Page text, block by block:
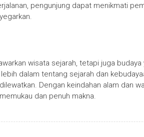
pengunjung dapat menikmati
wisata sejarah, tetapi juga
dalam tentang sejarah dan
Dengan keindahan alam dan
dan penuh makna.